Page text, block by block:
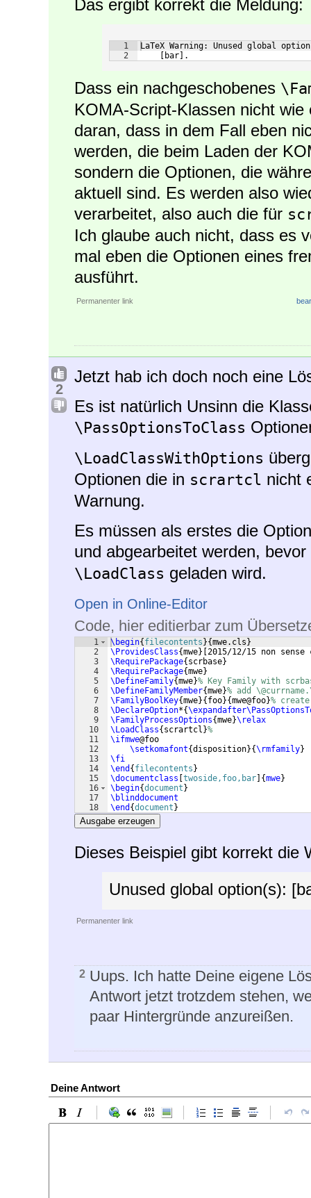
Das ergibt korrekt die Meldung:
1
2
LaTeX Warning: Unused global
    [bar].
Dass ein nachgeschobenes
KOMA-Script-Klassen nicht
daran, dass in dem Fall eben
werden, die beim Laden der
sondern die Optionen, die
aktuell sind. Es werden also
verarbeitet, also auch die für
Ich glaube auch nicht, dass es
mal eben die Optionen eines
ausführt.
Permanenter link
2
Jetzt hab ich doch noch eine
Es ist natürlich Unsinn die
\PassOptionsToClass
\LoadClassWithOptions
Optionen die in scrartcl nicht
Warnung.
Es müssen als erstes die
und abgearbeitet werden,
\LoadClass geladen wird.
Open in Online-Editor
Code, hier editierbar zum
1
2
3
4
5
6
7
8
9
10
11
12
13
14
15
16
17
18
\begin{ filecontents }{mwe.cls }
\ProvidesClass{mwe} 2015/12/15 non sense
\RequirePackage{ scrbase}
\RequirePackage{mwe}
\DefineFamily{mwe}% Key Family with
\DefineFamilyMember{mwe}% add
\FamilyBoolKey{mwe}{ foo}{mwe@foo}%
\DeclareOption*{
\FamilyProcessOptions{mwe}\relax
\LoadClass{ scrartcl }%
\ifmwe@foo
\setkomafont{disposition}{\rmfamily}
\fi
\end { filecontents }
\documentclass twoside,foo,bar {mwe}
\begin{document }
\blinddocument
\end {document }
Ausgabe erzeugen
Dieses Beispiel gibt korrekt die
Unused global option(s):
Permanenter link
2 Uups. Ich hatte Deine eigene
Antwort jetzt trotzdem stehen,
paar Hintergründe anzureißen.
Deine Antwort